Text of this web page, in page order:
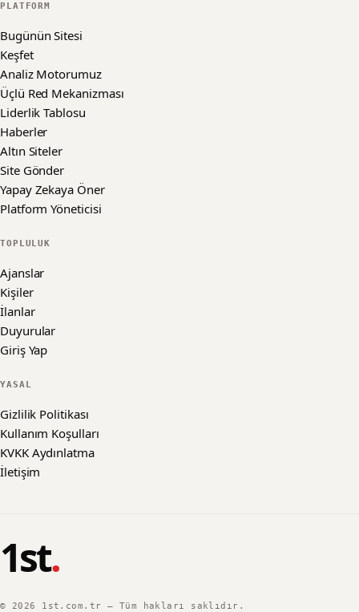
PLATFORM
Bugünün Sitesi
Keşfet
Analiz Motorumuz
Üçlü Red Mekanizması
Liderlik Tablosu
Haberler
Altın Siteler
Site Gönder
Yapay Zekaya Öner
Platform Yöneticisi
TOPLULUK
Ajanslar
Kişiler
İlanlar
Duyurular
Giriş Yap
YASAL
Gizlilik Politikası
Kullanım Koşulları
KVKK Aydınlatma
İletişim
1st.
© 2026 1st.com.tr — Tüm hakları saklıdır.